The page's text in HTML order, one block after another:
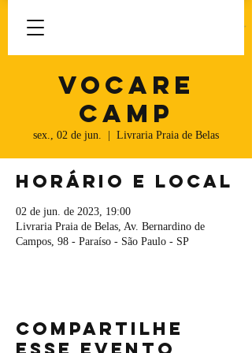
Vocare
Camp
sex., 02 de jun. Livraria Praia de Belas
Horário e local
02 de jun. de 2023, 19:00
Livraria Praia de Belas, Av. Bernardino de
Campos, 98 - Paraíso - São Paulo - SP
Compartilhe